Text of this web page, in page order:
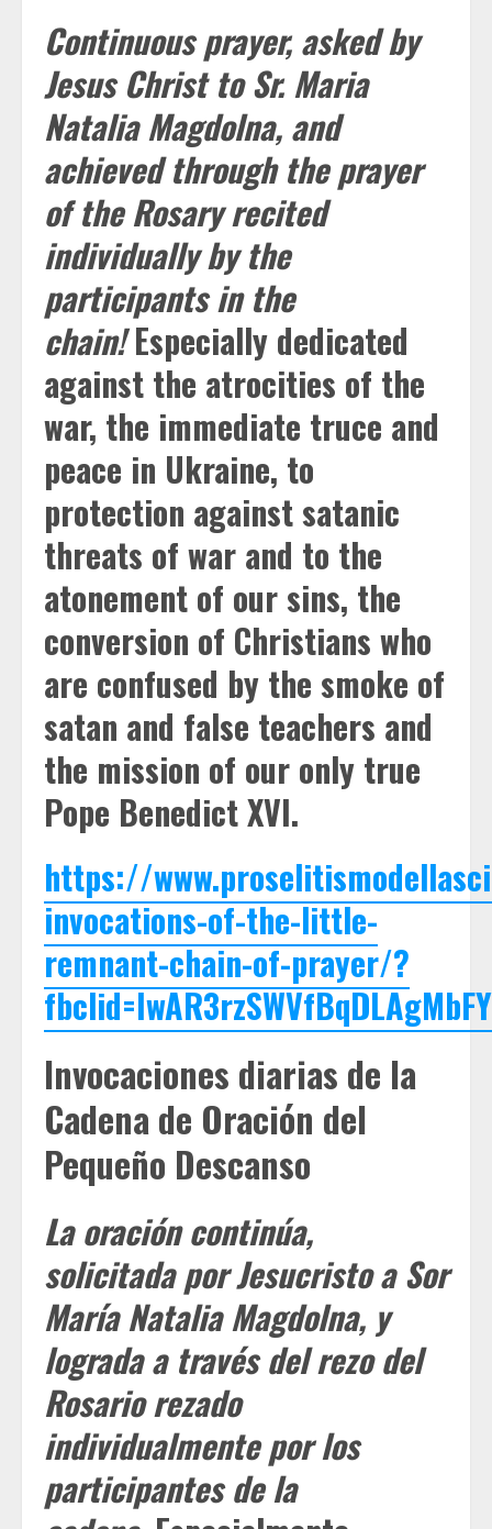
Continuous prayer, asked by
Jesus Christ to Sr. Maria
Natalia Magdolna, and
achieved through the prayer
of the Rosary recited
individually by the
participants in the
chain!Especially dedicated
against the atrocities of the
war, the immediate truce and
peace in Ukraine, to
protection against satanic
threats of war and to the
atonement of our sins, the
conversion of Christians who
are confused by the smoke of
satan and false teachers and
the mission of our only true
Pope Benedict XVI.
https://
invocations-of-the-little-
remnant-chain-of-prayer/?
Invocaciones diarias de la
Cadena de Oración del
Pequeño Descanso
La oración continúa,
solicitada por Jesucristo a Sor
María Natalia Magdolna, y
lograda a través del rezo del
Rosario rezado
individualmente por los
participantes de la